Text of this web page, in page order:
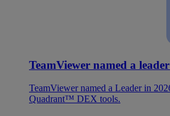
TeamViewer named a
TeamViewer named a Leader in
Quadrant™ DEX tools.